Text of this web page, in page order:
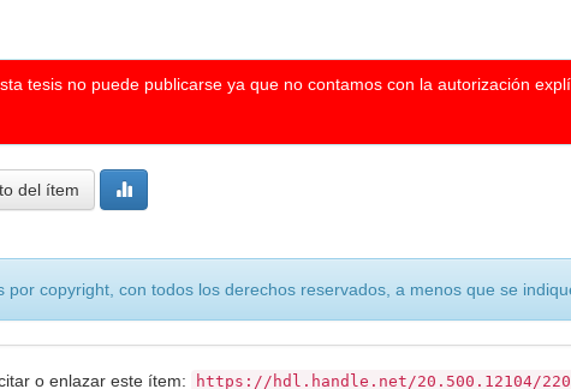
tesis no puede publicarse ya que no contamos con la autorización
del ítem
copyright, con todos los derechos reservados, a menos que se
o enlazar este ítem: https://hdl.handle.net/20.500.12104/